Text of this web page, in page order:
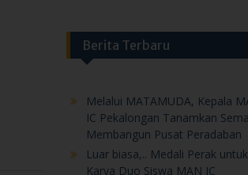
Berita Terbaru
Melalui MATAMUDA, Kepala
IC Pekalongan Tanamkan
Membangun Pusat Peradaban
Luar biasa,.. Medali Perak untuk
Karya Duo Siswa MAN IC